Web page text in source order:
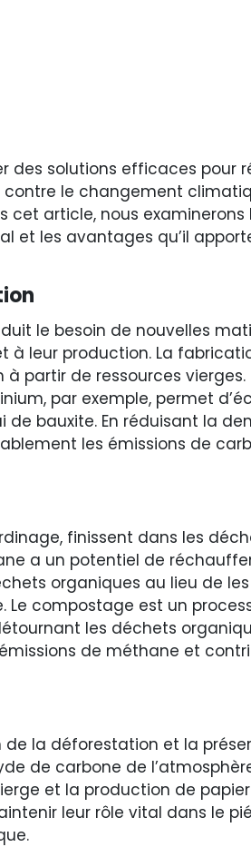
solutions efficaces pour
le changement
article, nous examinerons
et les avantages qu’il
le besoin de nouvelles
à leur production. La
partir de ressources vierges.
par exemple, permet
de bauxite. En réduisant la
les émissions de
finissent dans les
a un potentiel de
organiques au lieu de
compostage est un
les déchets
de méthane et
la déforestation et la
de carbone de
et la production de
leur rôle vital dans le